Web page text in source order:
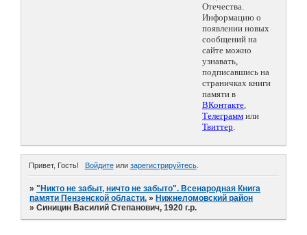
Отечества.
Информацию о
появлении новых
сообщений на
сайте можно
узнавать,
подписавшись на
страничках книги
памяти в
ВКонтакте,
Телеграмм или
Твиттер.
Привет, Гость! Войдитеили зарегистрируйтесь.
»"Никто не забыт, ничто не забыто". Всенародная Книга
памяти Пензенской области. » Нижнеломовский район
»Синицин Василий Степанович, 1920 г.р.